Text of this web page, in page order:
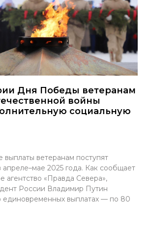
Дня Победы ветеранам
войны
социальную
выплаты ветеранам поступят
апреле–мае 2025 года. Как сообщает
агентство «Правда Севера»,
России Владимир Путин
единовременных выплатах — по 80